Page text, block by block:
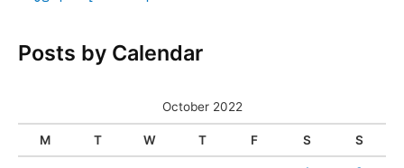
Posts by Calendar
October 2022
M T W T F S S